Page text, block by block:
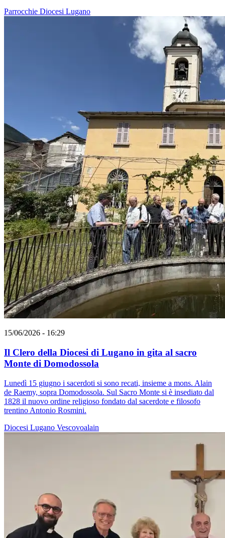
Parrocchie Diocesi Lugano
15/06/2026 - 16:29
Il Clero della Diocesi di Lugano in gita al sacro
Monte di Domodossola
Lunedì 15 giugno i sacerdoti si sono recati, insieme a mons. Alain
de Raemy, sopra Domodossola. Sul Sacro Monte si è insediato dal
1828 il nuovo ordine religioso fondato dal sacerdote e filosofo
trentino Antonio Rosmini.
Diocesi Lugano Vescovoalain